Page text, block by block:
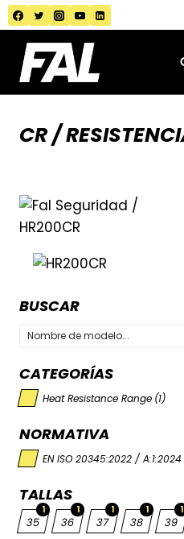
Saltar
al
contenido
CR /
BUSCAR
CATEGORÍAS
Heat Resistance Range (1)
NORMATIVA
EN ISO 20345:2022 / A:1:2024
TALLAS
1
35
1
36
1
37
1
38
1
39